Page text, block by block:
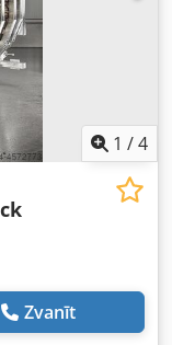
1 /4
Zvanīt